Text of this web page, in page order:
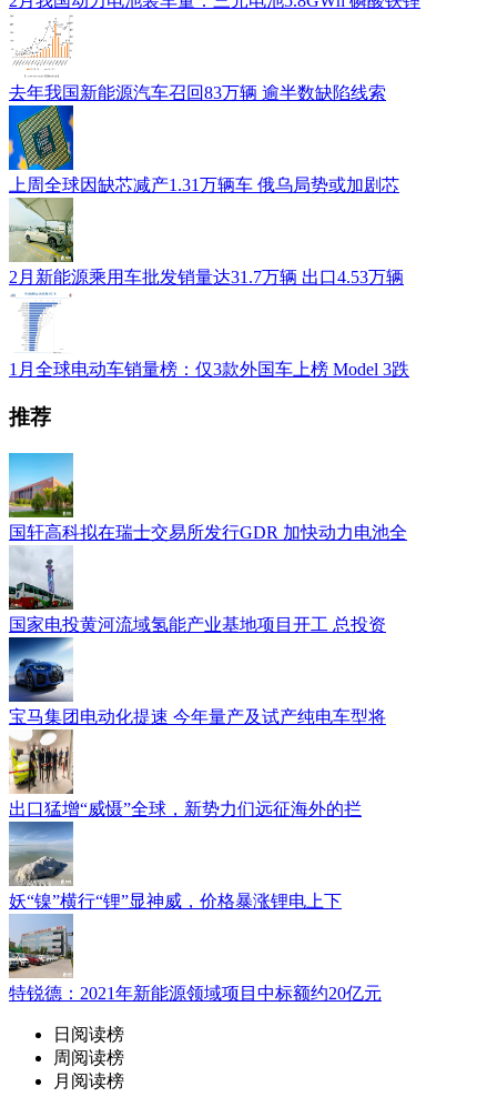
去年我国新能源汽车召回83万辆 逾半数缺陷线索
上周全球因缺芯减产1.31万辆车 俄乌局势或加剧芯
2月新能源乘用车批发销量达31.7万辆 出口4.53万辆
1月全球电动车销量榜：仅3款外国车上榜 Model 3跌
推荐
国轩高科拟在瑞士交易所发行GDR 加快动力电池全
国家电投黄河流域氢能产业基地项目开工 总投资
宝马集团电动化提速 今年量产及试产纯电车型将
出口猛增“威慑”全球，新势力们远征海外的拦
妖“镍”横行“锂”显神威，价格暴涨锂电上下
特锐德：2021年新能源领域项目中标额约20亿元
日阅读榜
周阅读榜
月阅读榜